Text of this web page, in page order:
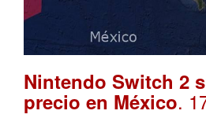
Nintendo Switch 2
precio en México.